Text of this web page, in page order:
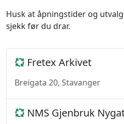
Husk at åpningstider og
sjekk før du drar.
Fretex Arkivet
Breigata 20, Stavanger
NMS Gjenbruk